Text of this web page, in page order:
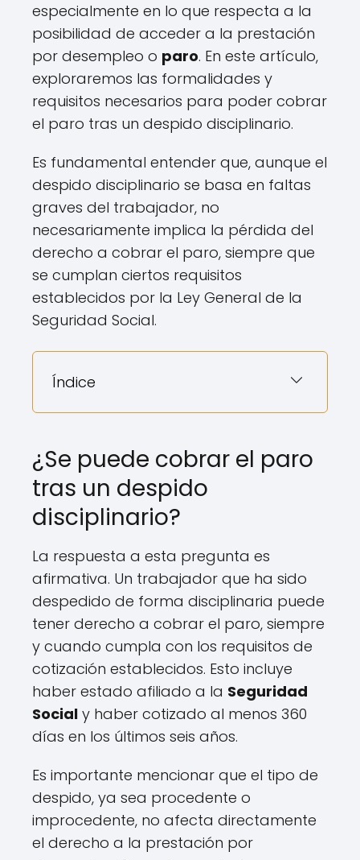
especialmente en lo que respecta a la
posibilidad de acceder a la prestación
por desempleo o paro. En este artículo,
exploraremos las formalidades y
requisitos necesarios para poder cobrar
el paro tras un despido disciplinario.
Es fundamental entender que, aunque el
despido disciplinario se basa en faltas
graves del trabajador, no
necesariamente implica la pérdida del
derecho a cobrar el paro, siempre que
se cumplan ciertos requisitos
establecidos por la Ley General de la
Seguridad Social.
Índice
¿Se puede cobrar el paro
tras un despido
disciplinario?
La respuesta a esta pregunta es
afirmativa. Un trabajador que ha sido
despedido de forma disciplinaria puede
tener derecho a cobrar el paro, siempre
y cuando cumpla con los requisitos de
cotización establecidos. Esto incluye
haber estado afiliado a la Seguridad
Social y haber cotizado al menos 360
días en los últimos seis años.
Es importante mencionar que el tipo de
despido, ya sea procedente o
improcedente, no afecta directamente
el derecho a la prestación por